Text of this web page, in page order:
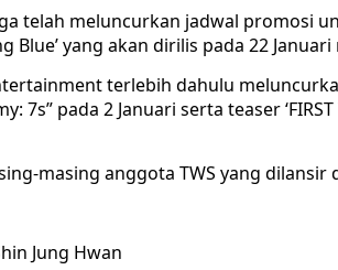
telah meluncurkan jadwal promosi
Blue’ yang akan dirilis pada 22
terlebih dahulu
7s” pada 2 Januari serta teaser
masing anggota TWS yang dilansir
Jung Hwan